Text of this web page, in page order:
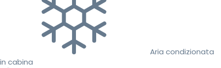
Aria condizionata
in cabina